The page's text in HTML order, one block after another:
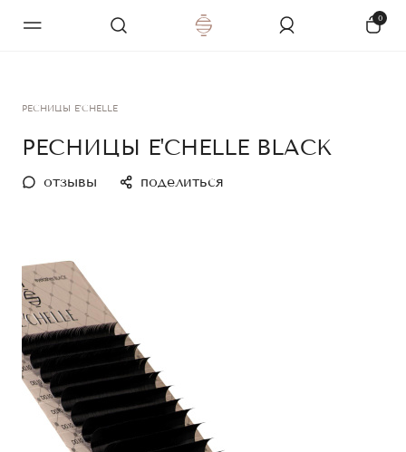
0
РЕСНИЦЫ E'CHELLE
РЕСНИЦЫ E'CHELLE BLACK
отзывы поделиться